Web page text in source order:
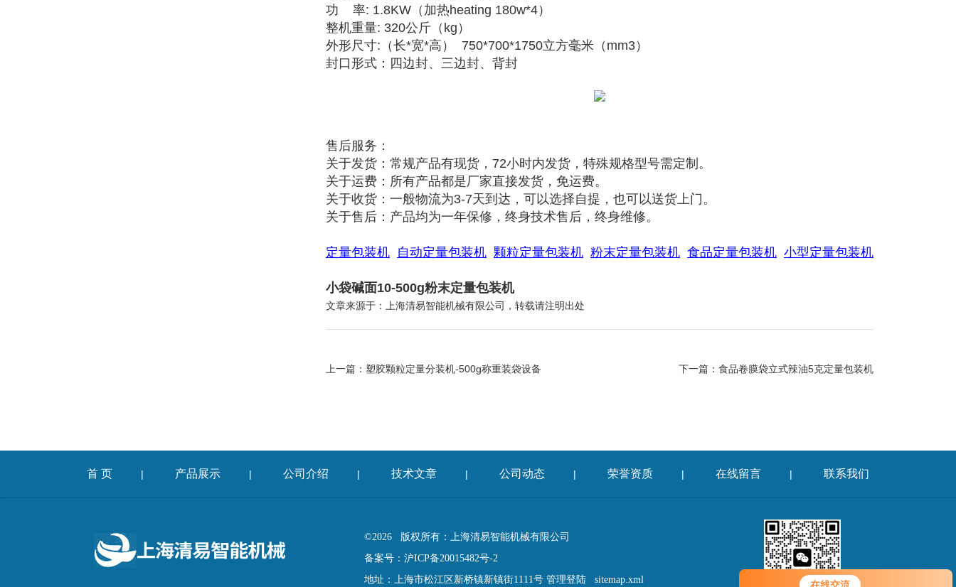
功 率: 1.8KW（加热heating 180w*4）
整机重量: 320公斤（kg）
外形尺寸:（长*宽*高） 750*700*1750立方毫米（mm3）
封口形式：四边封、三边封、背封
售后服务：
关于发货：常规产品有现货，72小时内发货，特殊规格型号需定制。
关于运费：所有产品都是厂家直接发货，免运费。
关于收货：一般物流为3-7天到达，可以选择自提，也可以送货上门。
关于售后：产品均为一年保修，终身技术售后，终身维修。
定量包装机 自动定量包装机 颗粒定量包装机 粉末定量包装机 食品定量包装机 小型定量包装机
小袋碱面10-500g粉末定量包装机
文章来源于：上海清易智能机械有限公司，转载请注明出处
下一篇： 食品卷膜袋立式辣油5克定量包装机
上一篇： 塑胶颗粒定量分装机-500g称重装袋设备
首 页 | 产品展示 | 公司介绍 | 技术文章 | 公司动态 | 荣誉资质 | 在线留言 | 联系我们
©2026 版权所有：上海清易智能机械有限公司
备案号：沪ICP备20015482号-2
地址：上海市松江区新桥镇新镇街1111号 管理登陆 sitemap.xml